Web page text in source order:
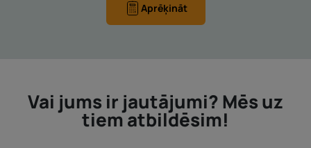
Aprēķināt
Vai jums ir jautājumi? Mēs uz
tiem atbildēsim!